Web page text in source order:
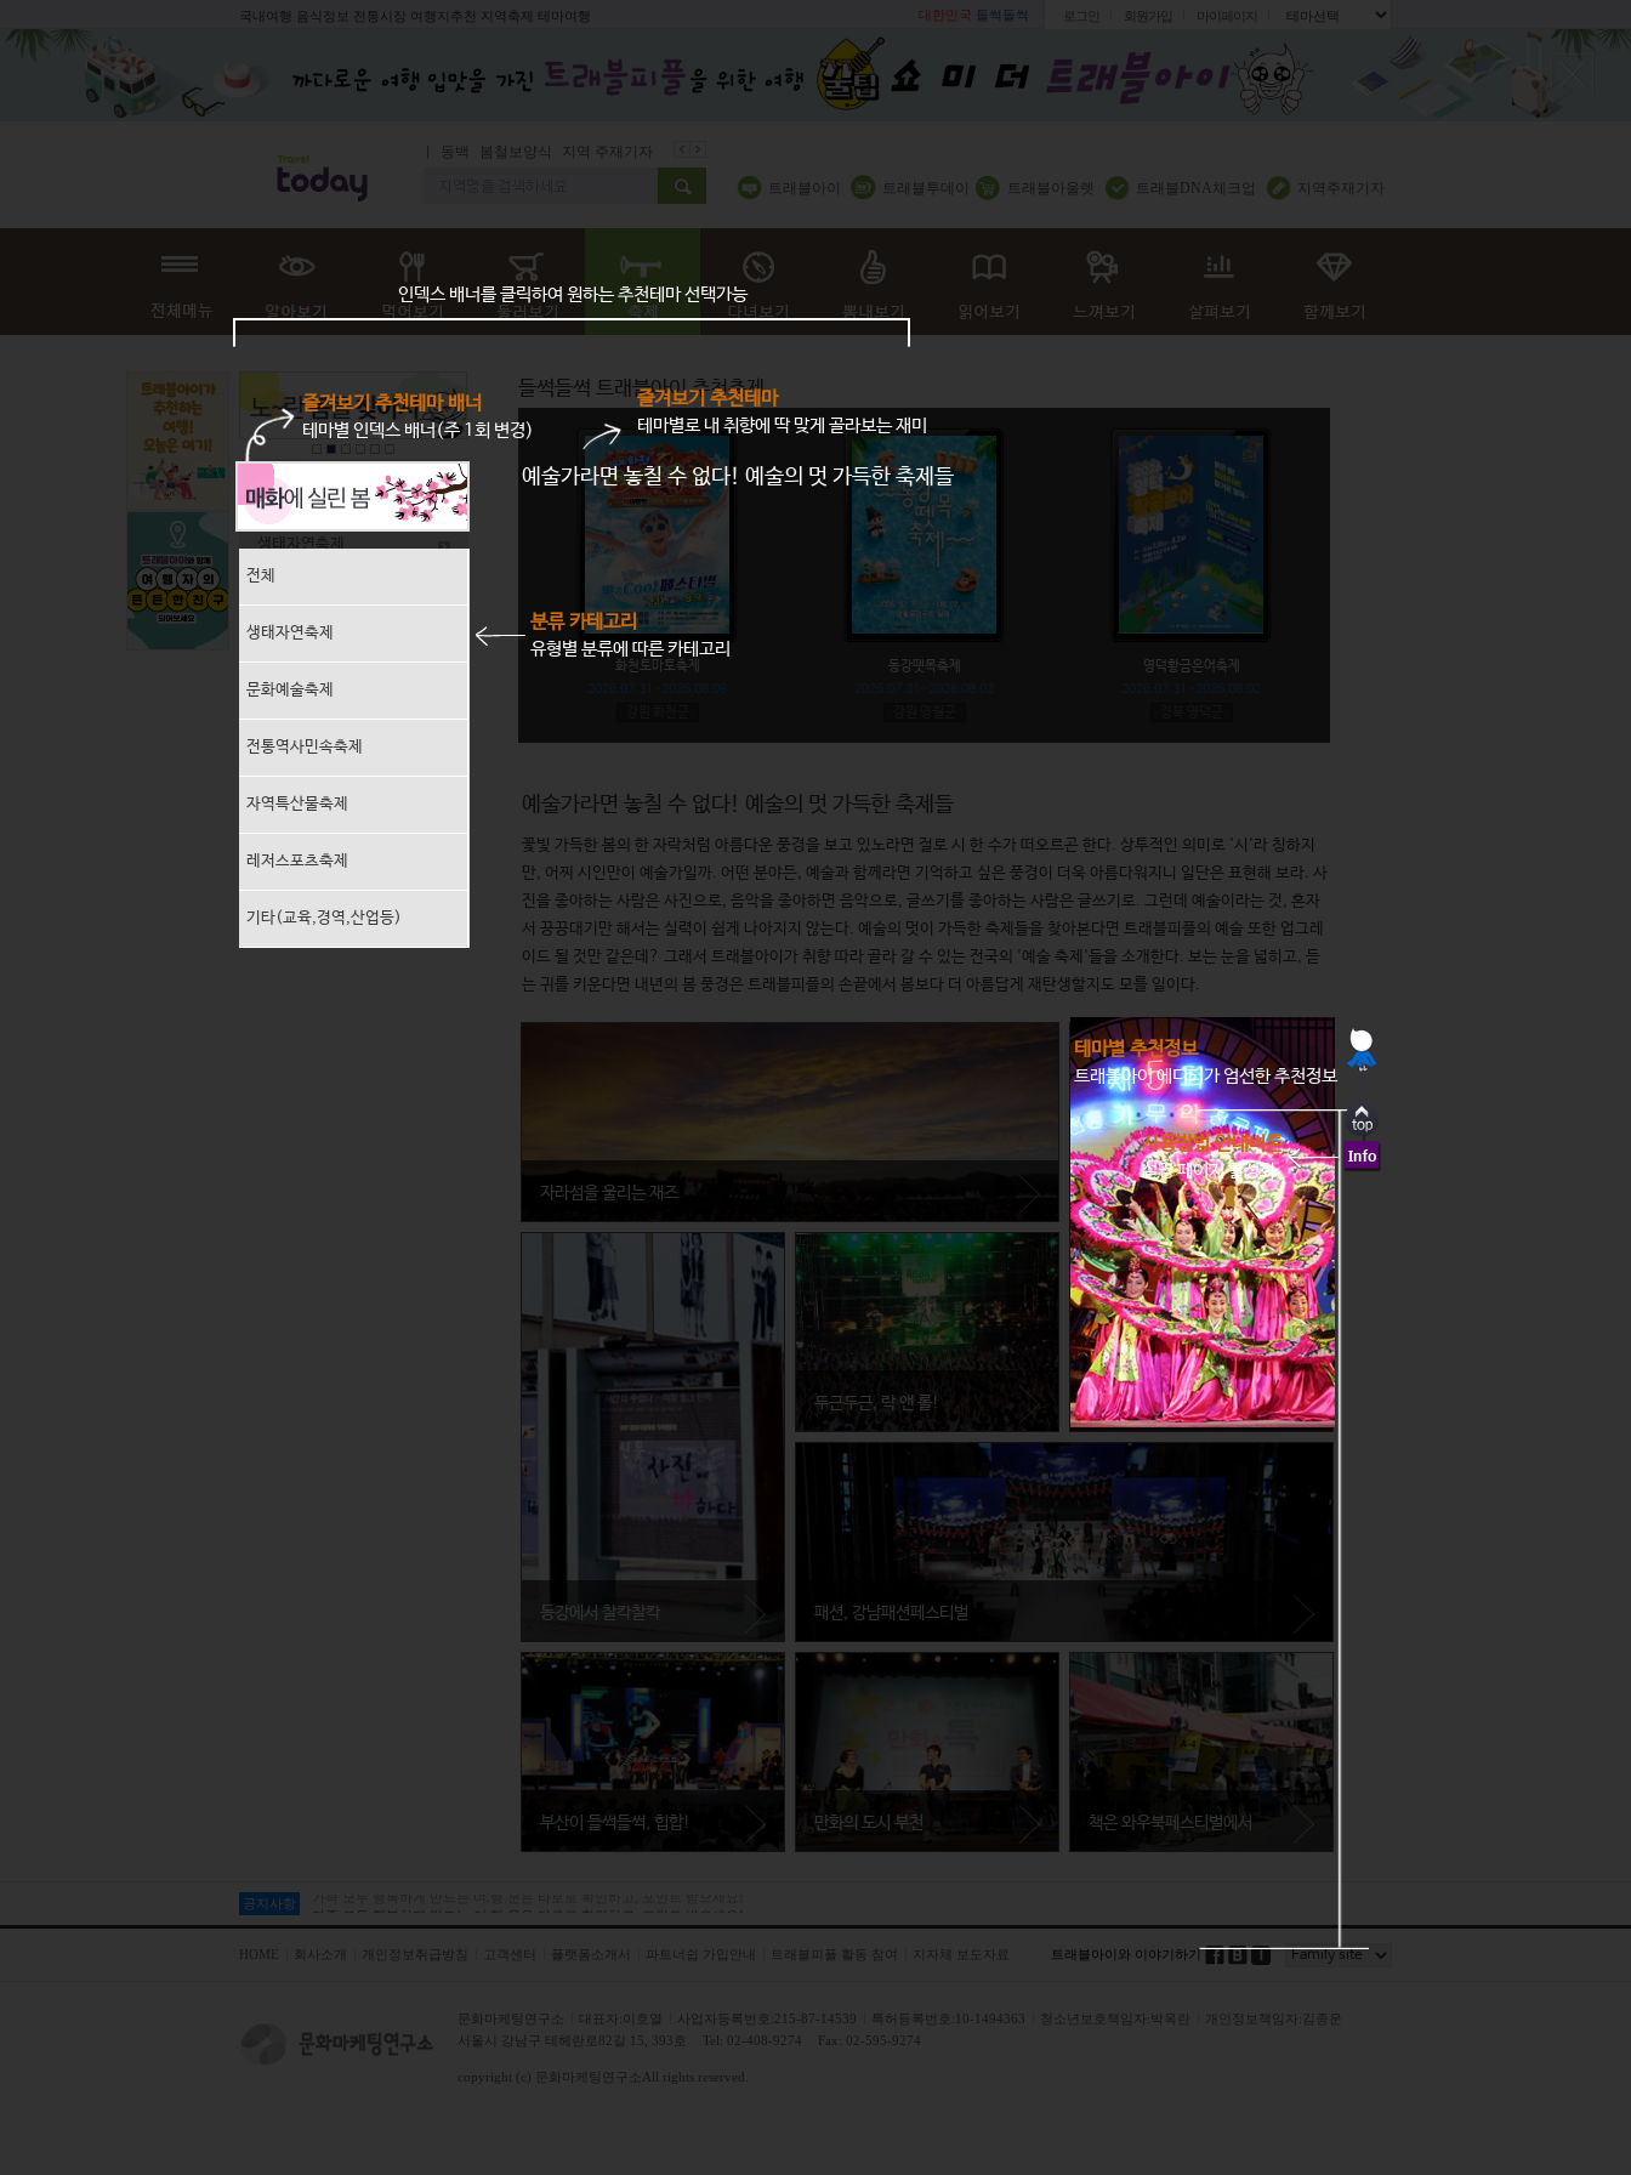
국내여행 음식정보 전통시장 여행지추천 지역축제 테마여행 대한민국 들썩들썩 로그인 회원가입 마이페이지
동백 봄철보양식 지역 주재기자
트래블아이 트래블투데이 트래블아울렛 트래블DNA체크업 지역주재기자
전체
생태자연축제
문화예술축제
전통역사민속축제
지역특산물축제
레저스포츠축제
기타(교육,경연,산업등)
들썩들썩 트래블아이추천축제
영덕황금은어축제
2026.07.31~2026.08.02
화천토마토축제
2026.07.31~2026.08.09
동강뗏목축제
2026.07.31~2026.08.02
영덕황금은어축제
2026.07.31~2026.08.02
예술가라면 놓칠 수 없다! 예술의 멋 가득한 축제들
꽃빛 가득한 봄의 한 자락처럼 아름다운 풍경을 보고 있노라면 절로 시 한 수가 떠오르곤 한다. 상투적인 의미로 '시'라 칭하지
만, 어찌 시인만이 예술가일까. 어떤 분야든, 예술과 함께라면 기억하고 싶은 풍경이 더욱 아름다워지니 일단은 표현해 보라. 사
진을 좋아하는 사람은 사진으로, 음악을 좋아하면 음악으로, 글쓰기를 좋아하는 사람은 글쓰기로. 그런데 예술이라는 것, 혼자
서 끙끙대기만 해서는 실력이 쉽게 나아지지 않는다. 예술의 멋이 가득한 축제들을 찾아본다면 트래블피플의 예술 또한 업그레
이드 될 것만 같은데? 그래서 트래블아이가 취향 따라 골라 갈 수 있는 전국의 '예술 축제'들을 소개한다. 보는 눈을 넓히고, 듣
는 귀를 키운다면 내년의 봄 풍경은 트래블피플의 손끝에서 봄보다 더 아름답게 재탄생할지도 모를 일이다.
패션, 강남패션페스티벌
코엑스의 피아노분수광장 및 G20 일원에서는 강남패션페스티벌이 펼쳐진다. 패션과
문화가 어우러진 이 축제, 패션을 공부하고 있다면 놓칠 수 없을 터.
만화의 도시 부천
만화 분야로 부천보다 이름난 곳이 있
을까. 한국만화와 해외 만화와의 교류
책은 와우북페스티벌에서
문학을 사랑한다면 와우북 페스티벌을
놓칠 수 없다. '저자와의 만남' 코너에
두근두근, 락 앤 롤!
부산광역시 사상구
사하구가 힙합이라면 사상구는 록. 부
산국제록페스티벌은 8월의 휴가철에
열리니, 부산 앞바다와 록을 함께 즐기
동강에서 찰칵찰칵
강원도 영월군
다. 우리나라 사진제 중 가장 오랜 역
사를 가지고 있는 이 사진제, 카메라를
사랑하는 이들이 어찌 외면할 수 있을
자라섬을 울리는 재즈
경기도 가평군
자라섬이 가장 아름다운 때는 역시 자라섬 국제 재즈 페스티벌이 열릴 때가 아닐까.
올해의 국제재즈페스티벌 일정도 벌써 정해졌으니, 여행계획을 미리미리 세워두자.
전통음악은 장흥으로
전라남도 장흥군
서편제의 본향인 장흥에서는 장흥전통
가무악 전국제전을 개최한다. 국악인
들의 등용문과 같은 이 축제, 전통음악
을 사랑한다면 꼭 가 볼 것!
부산이 들썩들썩, 힙합!
힙합을 사랑한다면 일 년에 한 번은 부
산으로! 부산국제힙합페스티벌에서는
공지사항
HOME 회사소개 개인정보취급방침 고객센터 플랫폼소개서 파트너쉽 가입안내 트래블피플 활동 참여 지자체 보도자료 트래블아이와 이야기하기
문화마케팅연구소 대표자:이호열 사업자등록번호:215-87-14539 특허등록번호:10-1494363 청소년보호책임자:박옥란
개인정보책임자:김종운
서울시 강남구 테헤란로82길 15, 393호
Tel: 02-408-9274 Fax: 02-595-9274
copyright (c) 문화마케팅연구소 All rights reserved.
인덱스 배너를 클릭하여 원하는 추천테마 선택가능
즐겨보기 추천테마 배너
테마별 인덱스 배너(주 1회 변경)
분류 카테고리
유형별 분류에 따른 카테고리
전체
생태자연축제
문화예술축제
전통역사민속축제
자역특산물축제
레저스포츠축제
기타(교육,경역,산업등)
즐겨보기 추천테마
테마별로 내 취향에 딱 맞게 골라보는 재미
예술가라면 놓칠 수 없다! 예술의 멋 가득한 축제들
사용방법 안내버튼
설명 페이지 활성화
테마별 추천정보
트래블아이 에디터가 엄선한 추천정보